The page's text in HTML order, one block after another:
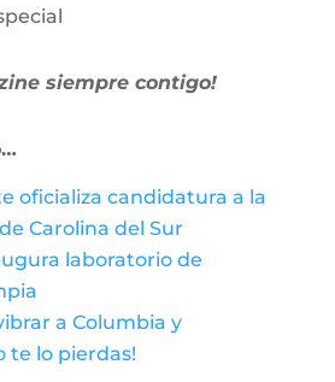
siempre contigo!
oficializa candidatura a la
Carolina del Sur
laboratorio de
a Columbia y
te lo pierdas!